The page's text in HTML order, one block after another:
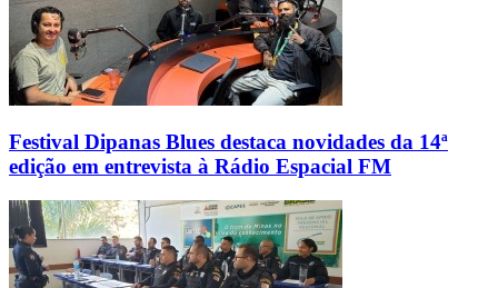
Festival Dipanas Blues destaca novidades da 14ª
edição em entrevista à Rádio Espacial FM